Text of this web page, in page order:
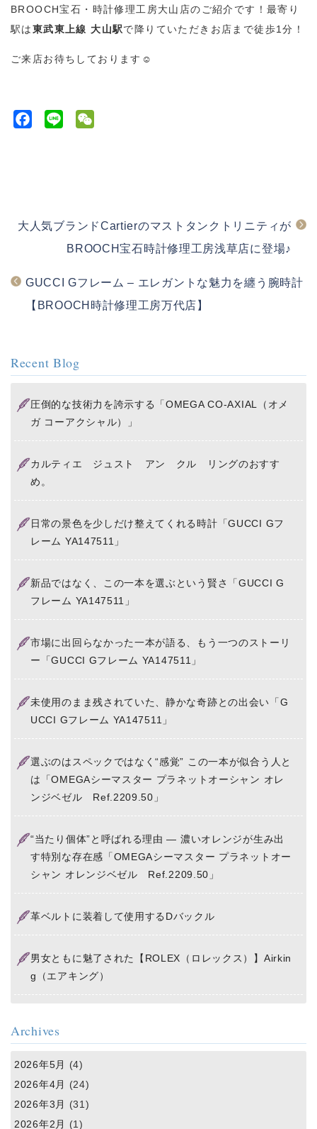
BROOCH宝石・時計修理工房大山店のご紹介です！最寄り
駅は東武東上線 大山駅で降りていただきお店まで徒歩1分！
ご来店お待ちしております☺
o
大人気ブランドCartierのマストタンクトリニティが
BROOCH宝石時計修理工房浅草店に登場♪
GUCCI Gフレーム – エレガントな魅力を纏う腕時計
【BROOCH時計修理工房万代店】
Recent Blog
圧倒的な技術力を誇示する「OMEGA CO-AXIAL（オメ
ガ コーアクシャル）」
カルティエ ジュスト アン クル リングのおすす
め。
日常の景色を少しだけ整えてくれる時計「GUCCI Gフ
レーム YA147511」
新品ではなく、この一本を選ぶという賢さ「GUCCI G
フレーム YA147511」
市場に出回らなかった一本が語る、もう一つのストーリ
ー「GUCCI Gフレーム YA147511」
未使用のまま残されていた、静かな奇跡との出会い「G
UCCI Gフレーム YA147511」
選ぶのはスペックではなく“感覚” この一本が似合う人と
は「OMEGAシーマスター プラネットオーシャン オレ
ンジベゼル Ref.2209.50」
“当たり個体”と呼ばれる理由 ― 濃いオレンジが生み出
す特別な存在感「OMEGAシーマスター プラネットオー
シャン オレンジベゼル Ref.2209.50」
革ベルトに装着して使用するDバックル
男女ともに魅了された【ROLEX（ロレックス）】Airkin
g（エアキング）
Archives
2026年5月
(4)
2026年4月
(24)
2026年3月
(31)
2026年2月
(1)